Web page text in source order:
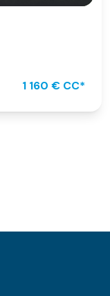
1 160 € CC*